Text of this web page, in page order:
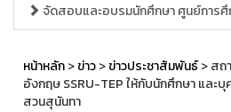
จัดสอบและอบรมนักศึกษา ศูนย์การ
หน้าหลัก>ข่าว>ข่าวประชาสัมพันธ์> สถ
อังกฤษ SSRU-TEP ให้กับนักศึกษา และ
สวนสุนันทา